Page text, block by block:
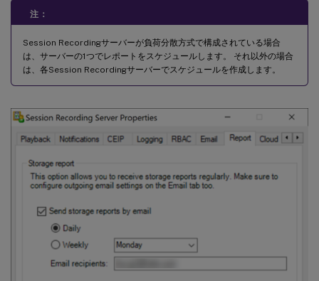
注：
Session Recordingサーバーが負荷分散方式で構成されている場合
は、サーバーの1つでレポートをスケジュールします。 それ以外の場合
は、各Session Recordingサーバーでスケジュールを作成します。